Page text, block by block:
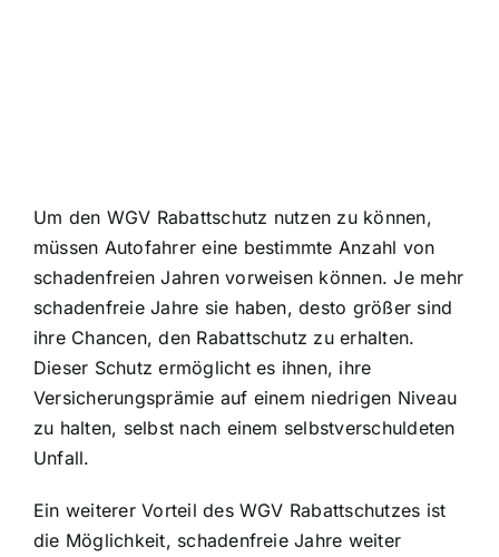
Um den WGV Rabattschutz nutzen zu können,
müssen Autofahrer eine bestimmte Anzahl von
schadenfreien Jahren vorweisen können. Je mehr
schadenfreie Jahre sie haben, desto größer sind
ihre Chancen, den Rabattschutz zu erhalten.
Dieser Schutz ermöglicht es ihnen, ihre
Versicherungsprämie auf einem niedrigen Niveau
zu halten, selbst nach einem selbstverschuldeten
Unfall.
Ein weiterer Vorteil des WGV Rabattschutzes ist
die Möglichkeit, schadenfreie Jahre weiter